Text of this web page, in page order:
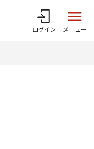
ログイン メニュー